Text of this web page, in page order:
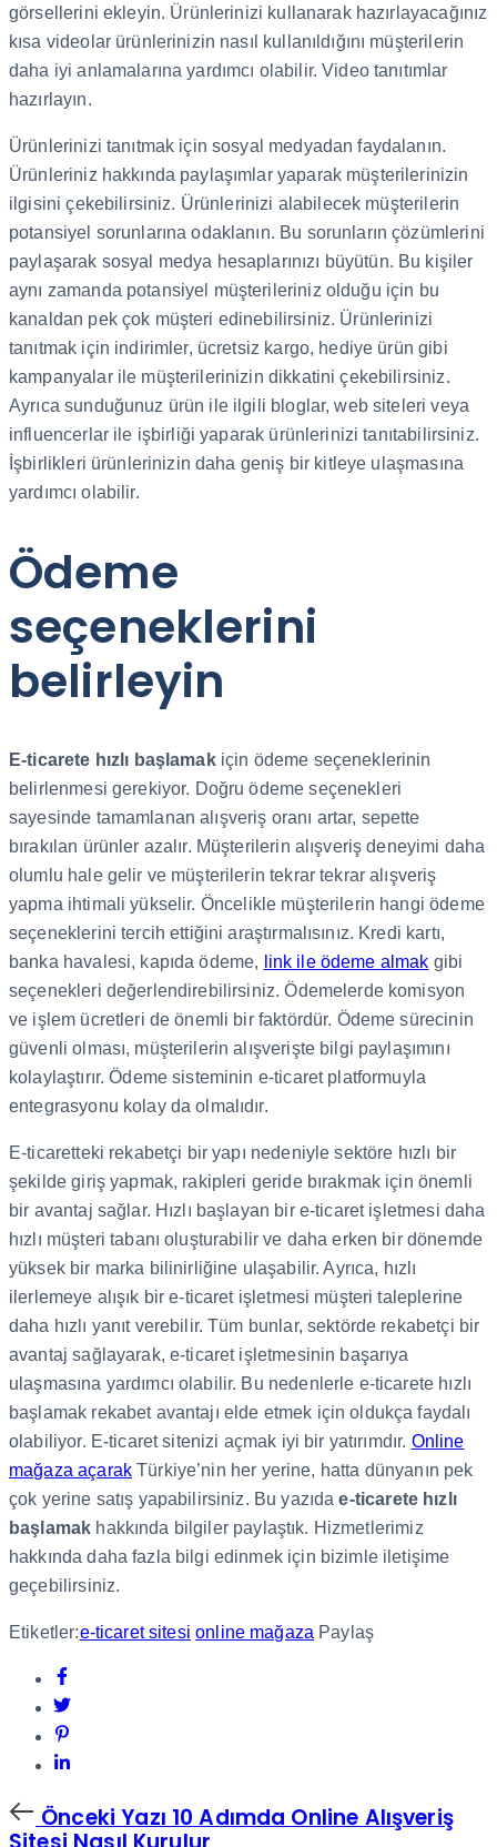
görsellerini ekleyin. Ürünlerinizi kullanarak hazırlayacağınız
kısa videolar ürünlerinizin nasıl kullanıldığını müşterilerin
daha iyi anlamalarına yardımcı olabilir. Video tanıtımlar
hazırlayın.
Ürünlerinizi tanıtmak için sosyal medyadan faydalanın.
Ürünleriniz hakkında paylaşımlar yaparak müşterilerinizin
ilgisini çekebilirsiniz. Ürünlerinizi alabilecek müşterilerin
potansiyel sorunlarına odaklanın. Bu sorunların çözümlerini
paylaşarak sosyal medya hesaplarınızı büyütün. Bu kişiler
aynı zamanda potansiyel müşterileriniz olduğu için bu
kanaldan pek çok müşteri edinebilirsiniz. Ürünlerinizi
tanıtmak için indirimler, ücretsiz kargo, hediye ürün gibi
kampanyalar ile müşterilerinizin dikkatini çekebilirsiniz.
Ayrıca sunduğunuz ürün ile ilgili bloglar, web siteleri veya
influencerlar ile işbirliği yaparak ürünlerinizi tanıtabilirsiniz.
İşbirlikleri ürünlerinizin daha geniş bir kitleye ulaşmasına
yardımcı olabilir.
Ödeme
seçeneklerini
belirleyin
E-ticarete hızlı başlamakiçin ödeme seçeneklerinin
belirlenmesi gerekiyor. Doğru ödeme seçenekleri
sayesinde tamamlanan alışveriş oranı artar, sepette
bırakılan ürünler azalır. Müşterilerin alışveriş deneyimi daha
olumlu hale gelir ve müşterilerin tekrar tekrar alışveriş
yapma ihtimali yükselir. Öncelikle müşterilerin hangi ödeme
seçeneklerini tercih ettiğini araştırmalısınız. Kredi kartı,
banka havalesi, kapıda ödeme,
link ile ödeme almak gibi
seçenekleri değerlendirebilirsiniz. Ödemelerde komisyon
ve işlem ücretleri de önemli bir faktördür. Ödeme sürecinin
güvenli olması, müşterilerin alışverişte bilgi paylaşımını
kolaylaştırır. Ödeme sisteminin e-ticaret platformuyla
entegrasyonu kolay da olmalıdır.
E-ticaretteki rekabetçi bir yapı nedeniyle sektöre hızlı bir
şekilde giriş yapmak, rakipleri geride bırakmak için önemli
bir avantaj sağlar. Hızlı başlayan bir e-ticaret işletmesi daha
hızlı müşteri tabanı oluşturabilir ve daha erken bir dönemde
yüksek bir marka bilinirliğine ulaşabilir. Ayrıca, hızlı
ilerlemeye alışık bir e-ticaret işletmesi müşteri taleplerine
daha hızlı yanıt verebilir. Tüm bunlar, sektörde rekabetçi bir
avantaj sağlayarak, e-ticaret işletmesinin başarıya
ulaşmasına yardımcı olabilir. Bu nedenlerle e-ticarete hızlı
başlamak rekabet avantajı elde etmek için oldukça faydalı
olabiliyor. E-ticaret sitenizi açmak iyi bir yatırımdır. Online
mağaza açarakTürkiye’nin her yerine, hatta dünyanın pek
çok yerine satış yapabilirsiniz. Bu yazıdae-ticarete hızlı
başlamak hakkında bilgiler paylaştık. Hizmetlerimiz
hakkında daha fazla bilgi edinmek için bizimle iletişime
geçebilirsiniz.
Etiketler:e-ticaret sitesi online mağaza Paylaş
Önceki
Yazı
Önceki Yazı 10 Adımda Online Alışveriş